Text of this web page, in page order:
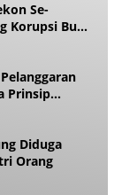
Se-
Korupsi Buat
Prinsip
Diduga
Orang